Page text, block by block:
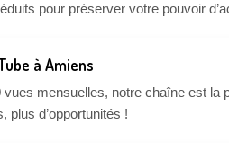
pour préserver votre pouvoir
à Amiens
vues mensuelles, notre chaîne est la
plus d’opportunités !